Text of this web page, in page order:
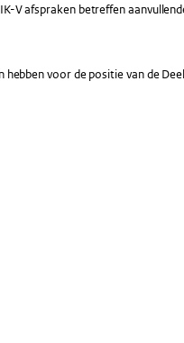
V afspraken betreffen
voor de positie van de